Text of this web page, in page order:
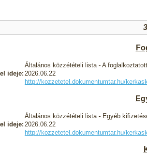
Általános közzétételi lista - A
ideje:2026.06.22
http://kozzetetel.dokumentumtar.hu/
Általános közzétételi lista - Egyéb
ideje:2026.06.22
http://kozzetetel.dokumentumtar.hu/